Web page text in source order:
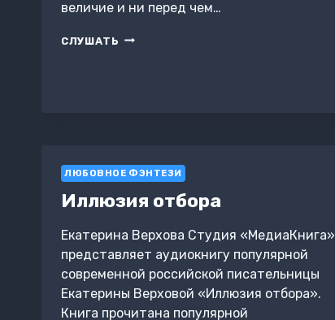
величие и ни перед чем…
СЛУШАТЬ МОЙ
ЛЮБОВНОЕ ФЭНТЕЗИ
Иллюзия отбора
Екатерина Верхова Студия «МедиаКнига»
представляет аудиокнигу популярной
современной российской писательницы
Екатерины Верховой «Иллюзия отбора».
Книга прочитана популярной